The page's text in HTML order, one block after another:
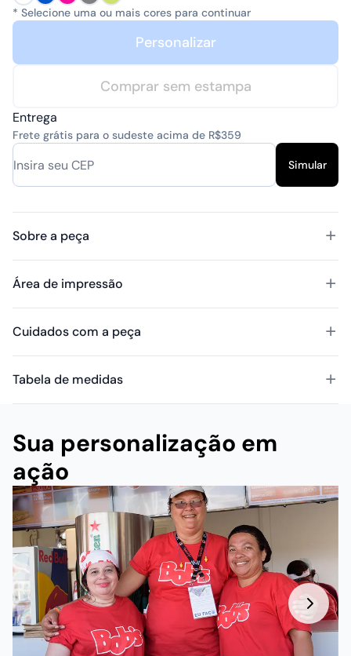
* Selecione uma ou mais cores para continuar
Personalizar
Comprar sem estampa
Entrega
Frete grátis para o sudeste acima de R$359
Simular
Sobre a peça
Área de impressão
Cuidados com a peça
Tabela de medidas
Sua personalização em
ação